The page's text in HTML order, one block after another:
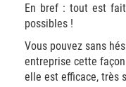
En bref : tout est
possibles !
Vous pouvez sans
entreprise cette
elle est efficace, très